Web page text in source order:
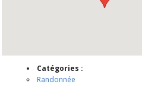
Catégories :
Randonnée